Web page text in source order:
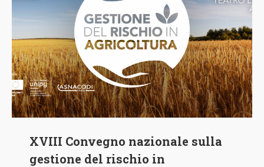
XVIII Convegno nazionale sulla
gestione del rischio in